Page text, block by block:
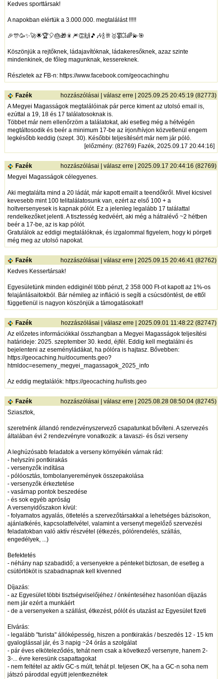
Kedves sporttársak!
A napokban elértük a 3.000.000. megtalálást !!!!!
🎉🎊🥳✨🚀🌟🏆🎈🎂🎁🎇🎆👏🙌🎵🎶🍾🥂🥇🎖️💥🌈💫🎯
Köszönjük a rejtőknek, ládajavítóknak, ládakeresőknek, azaz szinte
mindenkinek, de főleg magunknak, kessereknek.
Részletek az FB-n: https://www.facebook.com/geocachinghu
Fazék hozzászólásai |válasz erre | 2025.09.25 20:45:19 (82773)
A Megyei Magasságok megtalálóinak pár perce kiment az utolsó email is,
ezúttal a 19, 18 és 17 találatosoknak is.
Többet már nem ellenőrzöm a találatokat, aki esetleg még a hétvégén
megtáltosodik és beér a minimum 17-be az írjon/hívjon közvetlenül engem
legkésőbb keddig (szept. 30). Későbbi teljesítésért már nem jár póló.
[előzmény: (82769) Fazék, 2025.09.17 20:44:16]
Fazék hozzászólásai |válasz erre | 2025.09.17 20:44:16 (82769)
Megyei Magasságok célegyenes.
Aki megtalálta mind a 20 ládát, már kapott emailt a teendőkről. Mivel kicsivel
kevesebb mint 100 telitalálatosunk van, ezért az első 100 + a
holtversenyesek is kapnak pólót. Ez a jelenleg legalább 17 találattal
rendelkezőket jelenti. A tisztesség kedvéért, aki még a hátralévő ~2 hétben
beér a 17-be, az is kap pólót.
Gratulálok az eddigi megtalálóknak, és izgalommal figyelem, hogy ki pörgeti
még meg az utolsó napokat.
Fazék hozzászólásai |válasz erre | 2025.09.15 20:46:41 (82762)
Kedves Kessertársak!
Egyesületünk minden eddiginél több pénzt, 2 358 000 Ft-ot kapott az 1%-os
felajánlásaitokból. Bár némileg az infláció is segíti a csúcsdöntést, de ettől
függetlenül is nagyon köszönjük a támogatásokat!!
Fazék hozzászólásai |válasz erre | 2025.09.01 11:48:22 (82747)
Az előzetes információkkal összhangban a Megyei Magasságok teljesítési
határideje: 2025. szeptember 30. kedd, éjfél. Eddig kell megtalálni és
bejelenteni az eseményládákat, ha pólóra is hajtasz. Bővebben:
https://geocaching.hu/documents.geo?
htmldoc=esemeny_megyei_magassagok_2025_info
Az eddig megtalálók: https://geocaching.hu/lists.geo
Fazék hozzászólásai |válasz erre | 2025.08.28 08:50:04 (82745)
Sziasztok,
szeretnénk állandó rendezvényszervező csapatunkat bővíteni. A szervezés
általában évi 2 rendezvényre vonatkozik: a tavaszi- és őszi verseny
A leghúzósabb feladatok a verseny környékén várnak rád:
- helyszíni pontkirakás
- versenyzők indítása
- pólóosztás, tombolanyeremények összepakolása
- versenyzők érkeztetése
- vasárnap pontok beszedése
- és sok egyéb apróság
A versenyidőszakon kívül:
- folyamatos agyalás, ötletelés a szervezőtársakkal a lehetséges bázisokon,
ajánlatkérés, kapcsolatfelvétel, valamint a versenyt megelőző szervezési
feladatokban való aktív részvétel (étkezés, pólórendelés, szállás,
engedélyek, ...)
Befektetés
- néhány nap szabadidő; a versenyekre a pénteket biztosan, de esetleg a
csütörtököt is szabadnapnak kell kivenned
Díjazás:
- az Egyesület többi tisztségviselőjéhez / önkénteséhez hasonlóan díjazás
nem jár ezért a munkáért
- de a versenyeken a szállást, étkezést, pólót és utazást az Egyesület fizeti
Elvárás:
- legalább "turista" állóképesség, hiszen a pontkirakás / beszedés 12 - 15 km
gyaloglással jár, és 3 napig ~24 órás a szolgálat
- pár éves elköteleződés, tehát nem csak a következő versenyre, hanem 2-
3-... évre keresünk csapattagokat
- nem feltétel az aktív GC-s múlt, tehát pl. teljesen OK, ha a GC-n soha nem
játszó pároddal együtt jelentkeznétek